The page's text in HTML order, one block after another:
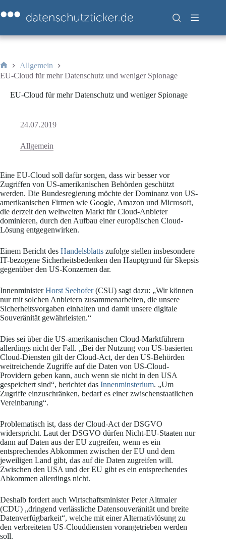
Inhalt
springen
Start
Allgemein
EU-Cloud für mehr Datenschutz und weniger Spionage
EU-Cloud für mehr Datenschutz und weniger Spionage
24.07.2019
Allgemein
Eine EU-Cloud soll dafür sorgen, dass wir besser vor
Zugriffen von US-amerikanischen Behörden geschützt
werden. Die Bundesregierung möchte der Dominanz von US-
amerikanischen Firmen wie Google, Amazon und Microsoft,
die derzeit den weltweiten Markt für Cloud-Anbieter
dominieren, durch den Aufbau einer europäischen Cloud-
Lösung entgegenwirken.
Einem Bericht des Handelsblatts zufolge stellen insbesondere
IT-bezogene Sicherheitsbedenken den Hauptgrund für Skepsis
gegenüber den US-Konzernen dar.
InnenministerHorst Seehofer(CSU) sagt dazu: „Wir können
nur mit solchen Anbietern zusammenarbeiten, die unsere
Sicherheitsvorgaben einhalten und damit unsere digitale
Souveränität gewährleisten.“
Dies sei über die US-amerikanischen Cloud-Marktführern
allerdings nicht der Fall. „Bei der Nutzung von US-basierten
Cloud-Diensten gilt der Cloud-Act, der den US-Behörden
weitreichende Zugriffe auf die Daten von US-Cloud-
Providern geben kann, auch wenn sie nicht in den USA
gespeichert sind“, berichtet das Innenminsterium. „Um
Zugriffe einzuschränken, bedarf es einer zwischenstaatlichen
Vereinbarung“.
Problematisch ist, dass der Cloud-Act der DSGVO
widerspricht. Laut der DSGVO dürfen Nicht-EU-Staaten nur
dann auf Daten aus der EU zugreifen, wenn es ein
entsprechendes Abkommen zwischen der EU und dem
jeweiligen Land gibt, das auf die Daten zugreifen will.
Zwischen den USA und der EU gibt es ein entsprechendes
Abkommen allerdings nicht.
Deshalb fordert auch Wirtschaftsminister Peter Altmaier
(CDU) „dringend verlässliche Datensouveränität und breite
Datenverfügbarkeit“, welche mit einer Alternativlösung zu
den verbreiteten US-Clouddiensten vorangetrieben werden
soll.